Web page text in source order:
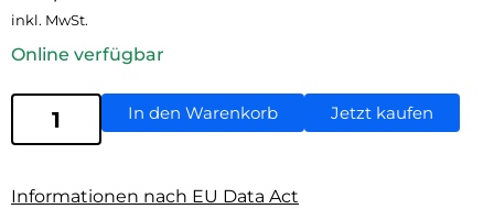
inkl. MwSt.
Online verfügbar
In den Warenkorb Jetzt kaufen
Informationen nach EU Data Act